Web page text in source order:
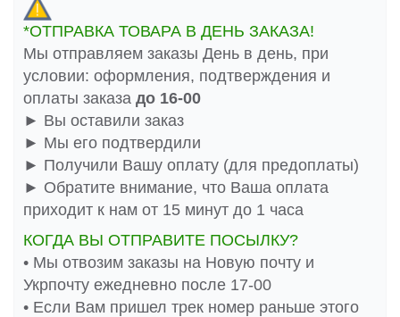
*ОТПРАВКА ТОВАРА В ДЕНЬ ЗАКАЗА!
Мы отправляем заказы День в день, при
условии: оформления, подтверждения и
оплаты заказа до 16-00
► Вы оставили заказ
► Мы его подтвердили
► Получили Вашу оплату (для предоплаты)
► Обратите внимание, что Ваша оплата
приходит к нам от 15 минут до 1 часа
КОГДА ВЫ ОТПРАВИТЕ ПОСЫЛКУ?
• Мы отвозим заказы на Новую почту и
Укрпочту ежедневно после 17-00
• Если Вам пришел трек номер раньше этого